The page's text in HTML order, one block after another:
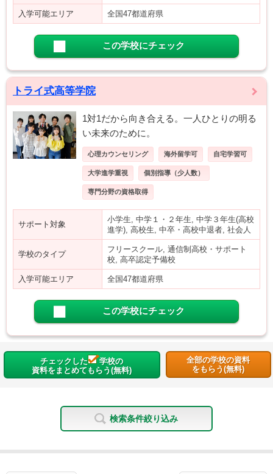
入学可能エリア 全国47都道府県
この学校にチェック
トライ式高等学院
1対1だから向き合える。一人ひとりの明る
い未来のために。
心理カウンセリング 海外留学可 自宅学習可
大学進学重視 個別指導（少人数）
専門分野の資格取得
サポート対象
小学生, 中学１・２年生, 中学３年生(高校
進学), 高校生, 中卒・高校中退者, 社会人
学校のタイプ
フリースクール, 通信制高校・サポート
校, 高卒認定予備校
入学可能エリア 全国47都道府県
この学校にチェック
チェックした
学校の
資料をまとめてもらう(無料)
全部の学校の資料
をもらう(無料)
検索条件絞り込み